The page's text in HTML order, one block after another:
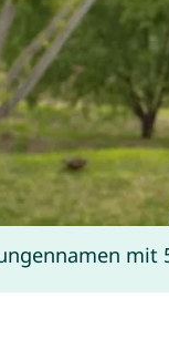
mit